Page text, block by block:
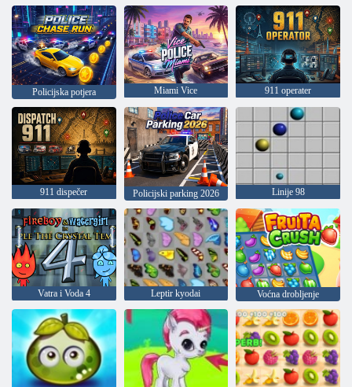
Policijska potjera Miami Vice 911 operater
911 dispečer Policijski parking 2026 Linije 98
Vatra i Voda 4 Leptir kyodai Voćna drobljenje